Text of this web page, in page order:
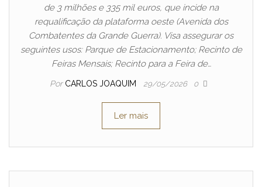
de 3 milhões e 335 mil euros, que incide na
requalificação da plataforma oeste (Avenida dos
Combatentes da Grande Guerra). Visa assegurar os
seguintes usos: Parque de Estacionamento; Recinto de
Feiras Mensais; Recinto para a Feira de…
Por CARLOS JOAQUIM 29/05/2026 0
Ler mais